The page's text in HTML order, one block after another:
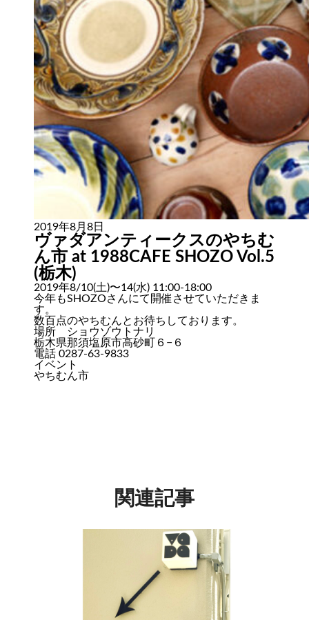
2019年8月8日
ヴァダアンティークスのやちむ
ん市 at 1988CAFE SHOZO Vol.5
(栃木)
2019年8/10(土)〜14(水) 11:00-18:00
今年もSHOZOさんにて開催させていただきま
す。
数百点のやちむんとお待ちしております。
場所 ショウゾウトナリ
栃木県那須塩原市高砂町６−６
電話 0287-63-9833
イベント
やちむん市
関連記事